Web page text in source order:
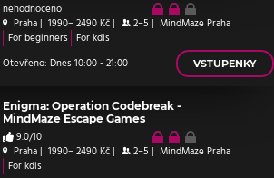
nehodnoceno
Praha| 1990– 2490 Kč| 2–5 | MindMaze Praha
For beginners For kdis
Otevřeno: Dnes 10:00 - 21:00
VSTUPENKY
Enigma: Operation Codebreak -
MindMaze Escape Games
9.0/10
Praha| 1990– 2490 Kč| 2–5 | MindMaze Praha
For kdis